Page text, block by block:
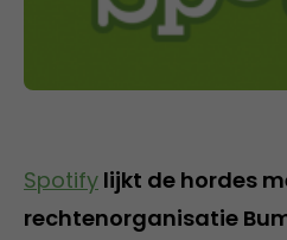
Spotify lijkt de hordes
rechtenorganisatie